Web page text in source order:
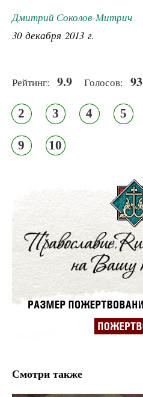
Дмитрий Соколов-Митрич
30 декабря 2013 г.
Рейтинг: 9.9 Голосов: 93
2 3 4 5
9 10
Смотри также